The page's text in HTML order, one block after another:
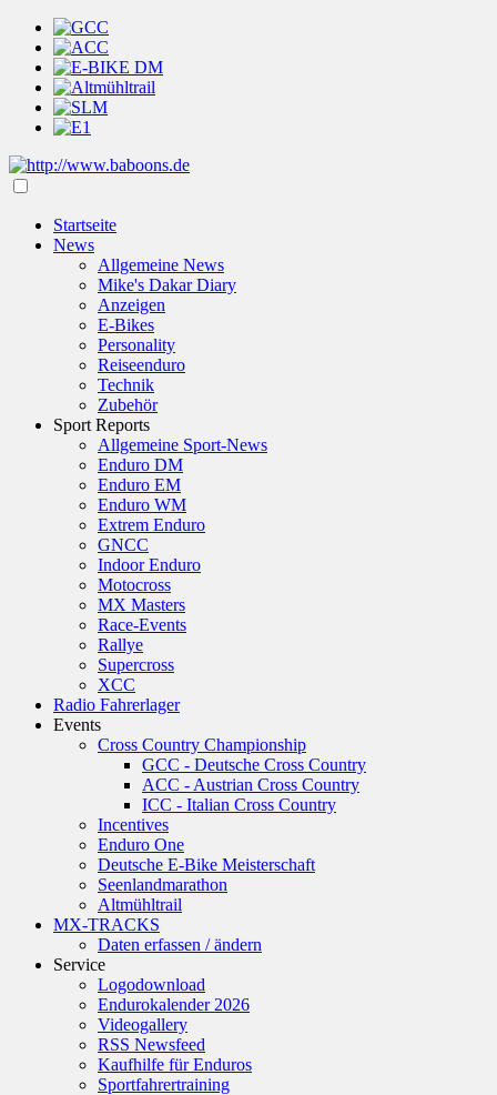
Startseite
News
Allgemeine News
Mike's Dakar Diary
Anzeigen
E-Bikes
Personality
Reiseenduro
Technik
Zubehör
Sport Reports
Allgemeine Sport-News
Enduro DM
Enduro EM
Enduro WM
Extrem Enduro
GNCC
Indoor Enduro
Motocross
MX Masters
Race-Events
Rallye
Supercross
XCC
Radio Fahrerlager
Events
Cross Country Championship
GCC - Deutsche Cross Country
ACC - Austrian Cross Country
ICC - Italian Cross Country
Incentives
Enduro One
Deutsche E-Bike Meisterschaft
Seenlandmarathon
Altmühltrail
MX-TRACKS
Daten erfassen / ändern
Service
Logodownload
Endurokalender 2026
Videogallery
RSS Newsfeed
Kaufhilfe für Enduros
Sportfahrertraining